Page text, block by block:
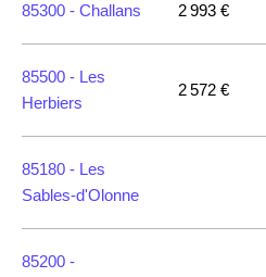
85300 - Challans 2 993 €
85500 - Les
Herbiers
2 572 €
85180 - Les
Sables-d'Olonne
85200 -